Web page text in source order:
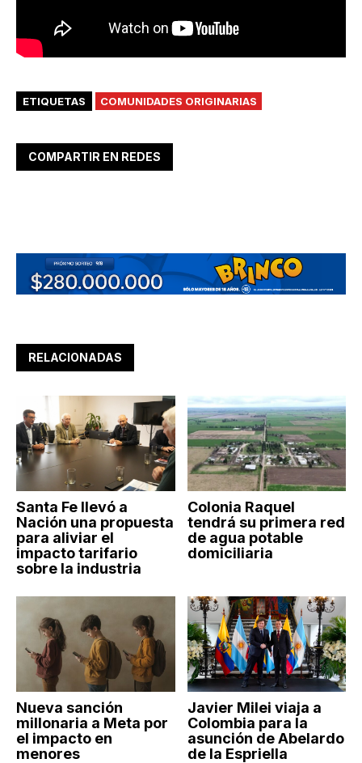
ETIQUETAS COMUNIDADES ORIGINARIAS
COMPARTIR EN REDES
RELACIONADAS
Santa Fe llevó a
Nación una propuesta
para aliviar el
impacto tarifario
sobre la industria
Colonia Raquel
tendrá su primera red
de agua potable
domiciliaria
Nueva sanción
millonaria a Meta por
el impacto en
menores
Javier Milei viaja a
Colombia para la
asunción de Abelardo
de la Espriella